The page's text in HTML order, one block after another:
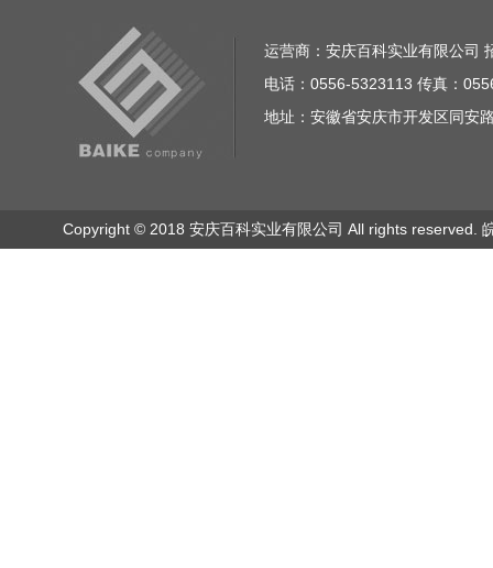
运营商：安庆百科实业有限公司
电话：0556-5323113 传真：
地址：安徽省安庆市开发区同安
Copyright © 2018 安庆百科实业有限公司 All rights reserved.